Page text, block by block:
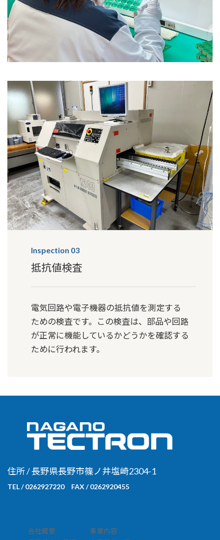
Inspection 03
抵抗値検査
電気回路や電子機器の抵抗値を測定する
ための検査です。この検査は、部品や回路
が正常に機能しているかどうかを確認する
ために行われます。
住所 / 長野県長野市篠ノ井塩崎2304-1
TEL / 0262927220 FAX / 0262920455
会社概要
事業内容